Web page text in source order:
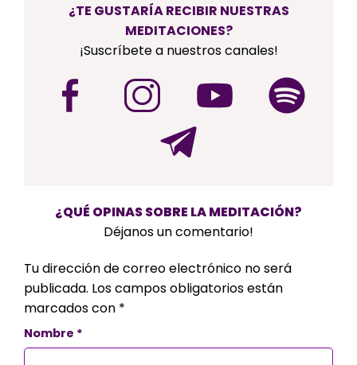
¿TE GUSTARÍA RECIBIR NUESTRAS
MEDITACIONES?
¡Suscríbete a nuestros canales!
¿QUÉ OPINAS SOBRE LA MEDITACIÓN?
Déjanos un comentario!
Tu dirección de correo electrónico no será
publicada. Los campos obligatorios están
marcados con *
Nombre *